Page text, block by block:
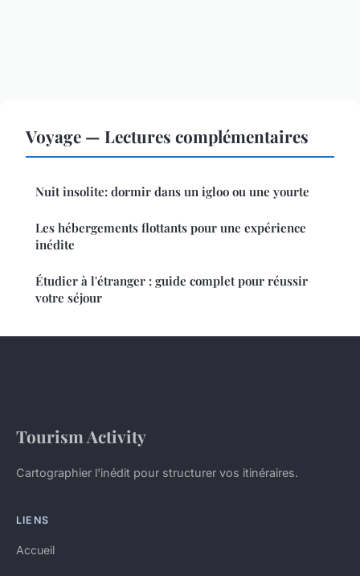
Voyage — Lectures complémentaires
Nuit insolite: dormir dans un igloo ou une yourte
Les hébergements flottants pour une expérience
inédite
Étudier à l'étranger : guide complet pour réussir
votre séjour
Tourism Activity
Cartographier l'inédit pour structurer vos itinéraires.
LIENS
Accueil